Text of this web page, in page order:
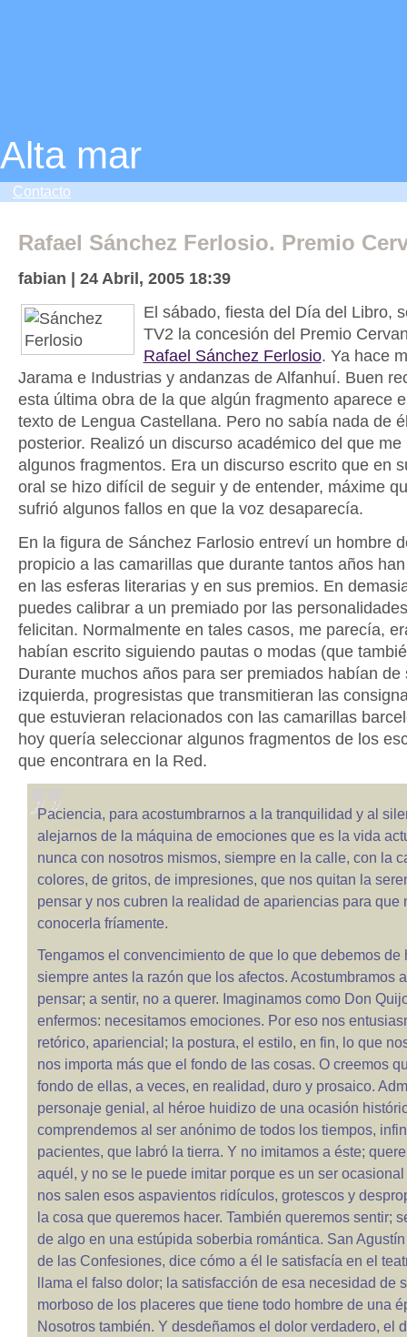
Alta mar
Contacto
Rafael Sánchez Ferlosio. Premio
fabian | 24 Abril, 2005 18:39
El sábado, fiesta del Día del Libro,
TV2 la concesión del Premio
Rafael Sánchez Ferlosio. Ya hace
Jarama e Industrias y andanzas de Alfanhuí. Buen
esta última obra de la que algún fragmento aparece
texto de Lengua Castellana. Pero no sabía nada de
posterior. Realizó un discurso académico del que me
algunos fragmentos. Era un discurso escrito que en
oral se hizo difícil de seguir y de entender, máxime
sufrió algunos fallos en que la voz desaparecía.
En la figura de Sánchez Farlosio entreví un hombre
propicio a las camarillas que durante tantos años
en las esferas literarias y en sus premios. En
puedes calibrar a un premiado por las
felicitan. Normalmente en tales casos, me parecía,
habían escrito siguiendo pautas o modas (que
Durante muchos años para ser premiados habían de
izquierda, progresistas que transmitieran las
que estuvieran relacionados con las camarillas
hoy quería seleccionar algunos fragmentos de los
que encontrara en la Red.
Paciencia, para acostumbrarnos a la tranquilidad y al
alejarnos de la máquina de emociones que es la vida
nunca con nosotros mismos, siempre en la calle, con la
colores, de gritos, de impresiones, que nos quitan la
pensar y nos cubren la realidad de apariencias para que
conocerla fríamente.
Tengamos el convencimiento de que lo que debemos de
siempre antes la razón que los afectos. Acostumbramos
pensar; a sentir, no a querer. Imaginamos como Don
enfermos: necesitamos emociones. Por eso nos
retórico, apariencial; la postura, el estilo, en fin, lo que
nos importa más que el fondo de las cosas. O creemos
fondo de ellas, a veces, en realidad, duro y prosaico.
personaje genial, al héroe huidizo de una ocasión
comprendemos al ser anónimo de todos los tiempos,
pacientes, que labró la tierra. Y no imitamos a éste;
aquél, y no se le puede imitar porque es un ser
nos salen esos aspavientos ridículos, grotescos y
la cosa que queremos hacer. También queremos sentir;
de algo en una estúpida soberbia romántica. San
de las Confesiones, dice cómo a él le satisfacía en el
llama el falso dolor; la satisfacción de esa necesidad de
morboso de los placeres que tiene todo hombre de una
Nosotros también. Y desdeñamos el dolor verdadero, el